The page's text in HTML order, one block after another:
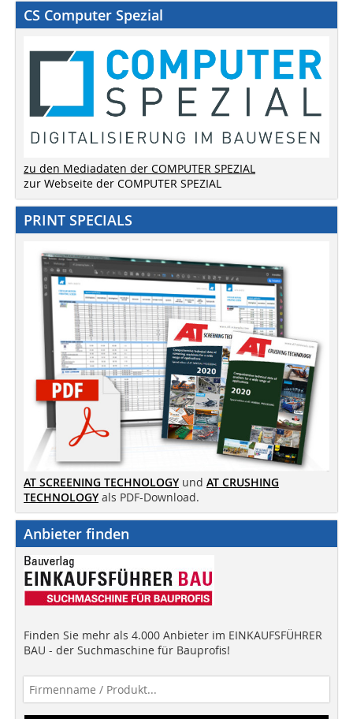
CS Computer Spezial
zu den Mediadaten der COMPUTER SPEZIAL
zur Webseite der COMPUTER SPEZIAL
PRINT SPECIALS
AT SCREENING TECHNOLOGY und AT CRUSHING
TECHNOLOGY als PDF-Download.
Anbieter finden
Finden Sie mehr als 4.000 Anbieter im EINKAUFSFÜHRER
BAU - der Suchmaschine für Bauprofis!